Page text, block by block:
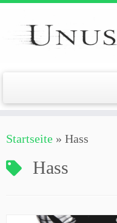
Zum
springen
Startseite » Hass
Hass